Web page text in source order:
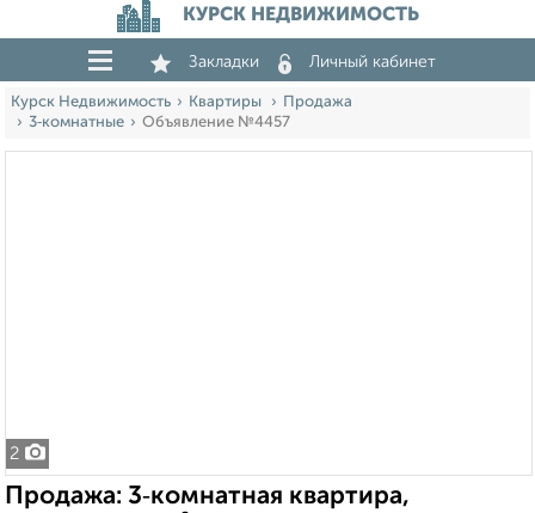
КУРСК НЕДВИЖИМОСТЬ
Закладки Личный кабинет
Курск Недвижимость Квартиры
Продажа
3‑комнатные
Объявление №4457
2
Продажа: 3‑комнатная квартира,